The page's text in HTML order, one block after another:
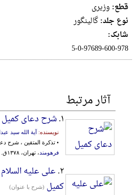
قطع: وزيرى
نوع جلد:گالینگور
شابک:
5-0-97689-600-978
آثار مرتبط
۱. شرح دعای کمیل
نویسنده: آیة الله سید
• تذکرة المتقین ، شرح
فرهومند ، تهران، ۱۳۷۸ق.
۲. علی علیه
کمیل (شرح با عنوان)